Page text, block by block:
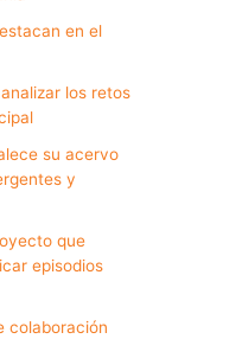
en el
los retos
su acervo
y
que
episodios
colaboración